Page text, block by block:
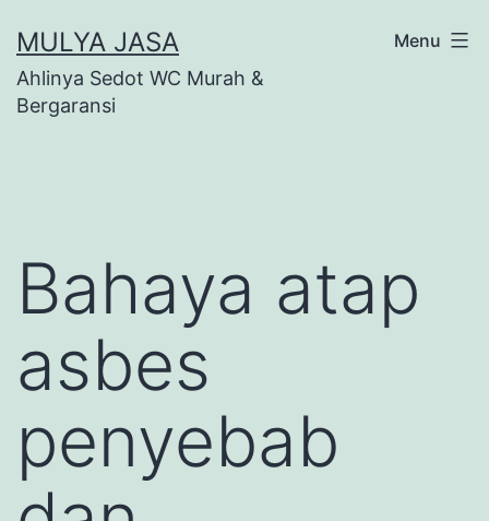
to
content
MULYA JASA
Ahlinya Sedot WC Murah &
Bergaransi
Menu
Bahaya atap
asbes
penyebab